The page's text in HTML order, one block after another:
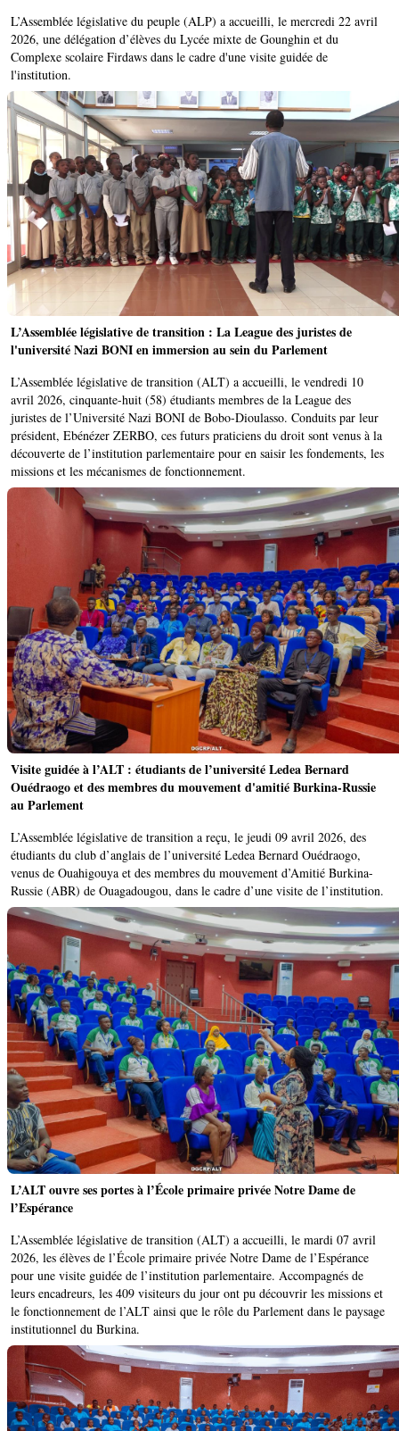
‎L’Assemblée législative du peuple (ALP) a accueilli, le mercredi 22 avril
2026, une délégation d’élèves du Lycée mixte de Gounghin et du
Complexe scolaire Firdaws dans le cadre d'une visite guidée de
l'institution.
L’Assemblée législative de transition : La League des juristes de
l'université Nazi BONI en immersion au sein du Parlement
L’Assemblée législative de transition (ALT) a accueilli, le vendredi 10
avril 2026, cinquante-huit (58) étudiants membres de la League des
juristes de l’Université Nazi BONI de Bobo-Dioulasso. Conduits par leur
président, Ebénézer ZERBO, ces futurs praticiens du droit sont venus à la
découverte de l’institution parlementaire pour en saisir les fondements, les
missions et les mécanismes de fonctionnement.
Visite guidée à l’ALT : étudiants de l’université Ledea Bernard
Ouédraogo et des membres du mouvement d'amitié Burkina-Russie
au Parlement ‎
L’Assemblée législative de transition a reçu, le jeudi 09 avril 2026, des
étudiants du club d’anglais de l’université Ledea Bernard Ouédraogo,
venus de Ouahigouya et des membres du mouvement d’Amitié Burkina-
Russie (ABR) de Ouagadougou, dans le cadre d’une visite de l’institution.
L’ALT ouvre ses portes à l’École primaire privée Notre Dame de
l’Espérance
L’Assemblée législative de transition (ALT) a accueilli, le mardi 07 avril
2026, les élèves de l’École primaire privée Notre Dame de l’Espérance
pour une visite guidée de l’institution parlementaire. ‎Accompagnés de
leurs encadreurs, les 409 visiteurs du jour ont pu découvrir les missions et
le fonctionnement de l’ALT ainsi que le rôle du Parlement dans le paysage
institutionnel du Burkina.